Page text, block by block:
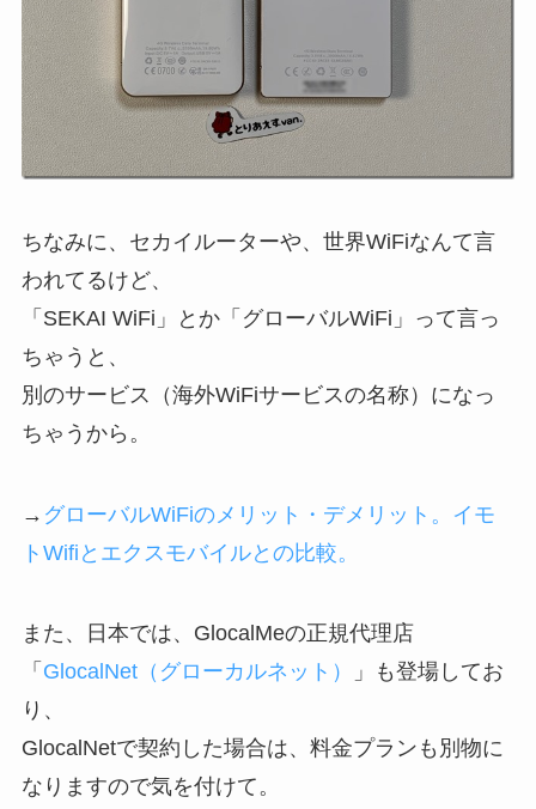
ちなみに、セカイルーターや、世界WiFiなんて言
われてるけど、
「SEKAI WiFi」とか「グローバルWiFi」って言っ
ちゃうと、
別のサービス（海外WiFiサービスの名称）になっ
ちゃうから。
→ グローバルWiFiのメリット・デメリット。イモ
トWifiとエクスモバイルとの比較。
また、日本では、GlocalMeの正規代理店
「 GlocalNet（グローカルネット）
」も登場してお
り、
GlocalNetで契約した場合は、料金プランも別物に
なりますので気を付けて。